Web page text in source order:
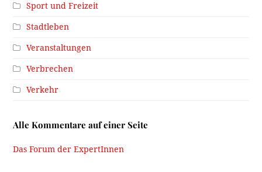
Sport und Freizeit
Stadtleben
Veranstaltungen
Verbrechen
Verkehr
Alle Kommentare auf einer Seite
Das Forum der ExpertInnen